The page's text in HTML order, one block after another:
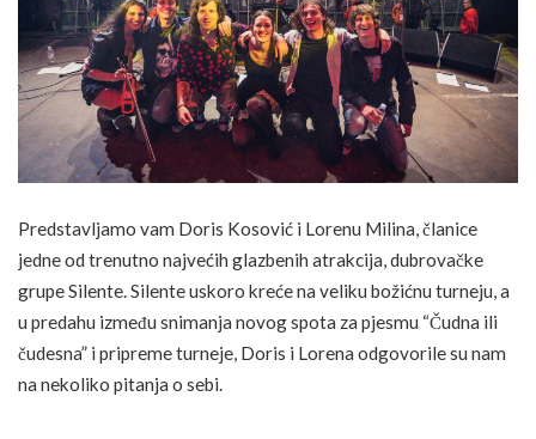
Predstavljamo vam Doris Kosović i Lorenu Milina, članice
jedne od trenutno najvećih glazbenih atrakcija, dubrovačke
grupe Silente. Silente uskoro kreće na veliku božićnu turneju, a
u predahu između snimanja novog spota za pjesmu “Čudna ili
čudesna” i pripreme turneje, Doris i Lorena odgovorile su nam
na nekoliko pitanja o sebi.